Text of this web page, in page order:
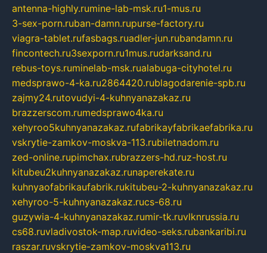
antenna-highly.rumine-lab-msk.ru1-mus.ru
3-sex-porn.ruban-damn.rupurse-factory.ru
viagra-tablet.rufasbags.ruadler-jun.rubandamn.ru
fincontech.ru3sexporn.ru1mus.rudarksand.ru
rebus-toys.ruminelab-msk.rualabuga-cityhotel.ru
medsprawo-4-ka.ru2864420.rublagodarenie-spb.ru
zajmy24.rutovudyi-4-kuhnyanazakaz.ru
brazzerscom.rumedsprawo4ka.ru
xehyroo5kuhnyanazakaz.rufabrikayfabrikaefabrika.ru
vskrytie-zamkov-moskva-113.rubiletnadom.ru
zed-online.rupimchax.rubrazzers-hd.ruz-host.ru
kitubeu2kuhnyanazakaz.runaperekate.ru
kuhnyaofabrikaufabrik.rukitubeu-2-kuhnyanazakaz.ru
xehyroo-5-kuhnyanazakaz.rucs-68.ru
guzywia-4-kuhnyanazakaz.rumir-tk.ruvlknrussia.ru
cs68.ruvladivostok-map.ruvideo-seks.rubankaribi.ru
raszar.ruvskrytie-zamkov-moskva113.ru